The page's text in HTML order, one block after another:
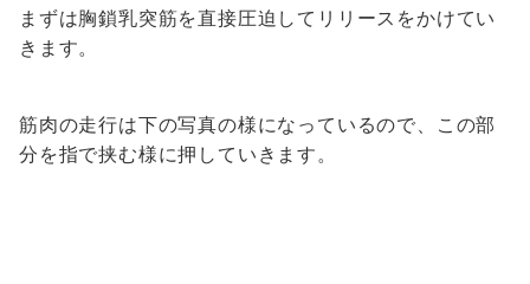
まずは胸鎖乳突筋を直接圧迫してリリースをかけてい
きます。
筋肉の走行は下の写真の様になっているので、この部
分を指で挟む様に押していきます。